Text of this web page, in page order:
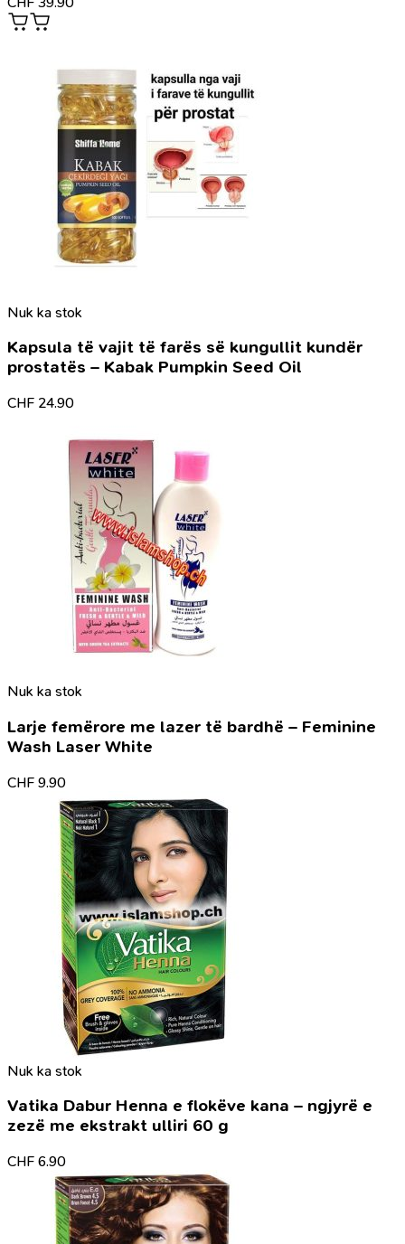
Nuk ka stok
Kapsula të vajit të farës së kungullit kundër
prostatës – Kabak Pumpkin Seed Oil
CHF 24.90
Nuk ka stok
Larje femërore me lazer të bardhë – Feminine
Wash Laser White
CHF 9.90
Nuk ka stok
Vatika Dabur Henna e flokëve kana – ngjyrë e
zezë me ekstrakt ulliri 60 g
CHF 6.90